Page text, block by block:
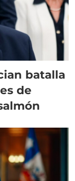
batalla
de